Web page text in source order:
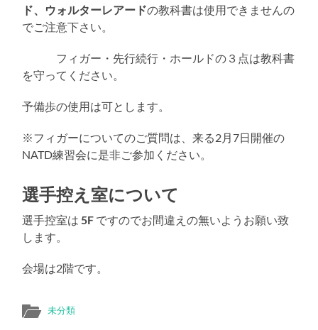
ド、ウォルターレアードの教科書は使用できませんの
でご注意下さい。
フィガー・先行続行・ホールドの３点は教科書
を守ってください。
予備歩の使用は可とします。
※フィガーについてのご質問は、来る2月7日開催の
NATD練習会に是非ご参加ください。
選手控え室について
選手控室は 5F ですのでお間違えの無いようお願い致
します。
会場は2階です。
未分類